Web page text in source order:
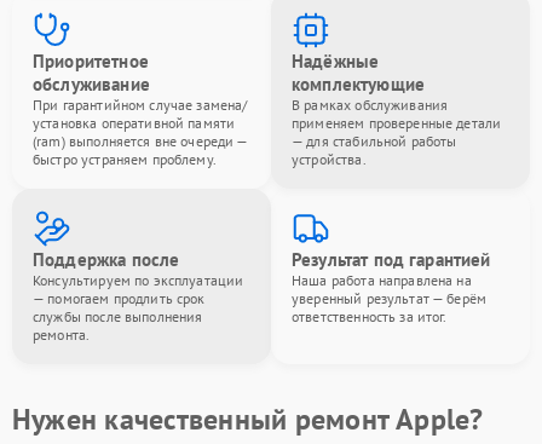
Приоритетное
обслуживание
При гарантийном случае замена/
установка оперативной памяти
(ram) выполняется вне очереди —
быстро устраняем проблему.
Надёжные
комплектующие
В рамках обслуживания
применяем проверенные детали
— для стабильной работы
устройства.
Поддержка после
Консультируем по эксплуатации
— помогаем продлить срок
службы после выполнения
ремонта.
Результат под гарантией
Наша работа направлена на
уверенный результат — берём
ответственность за итог.
Нужен качественный ремонт Apple?